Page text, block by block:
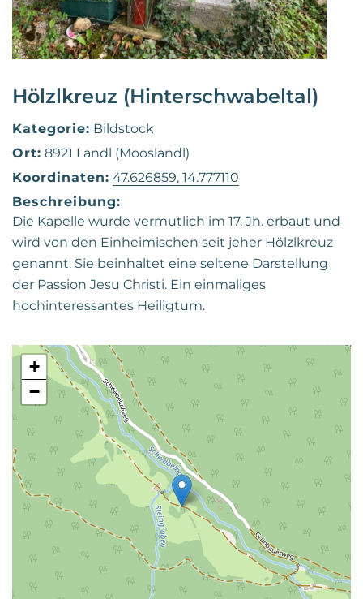
Hölzlkreuz (Hinterschwabeltal)
Kategorie: Bildstock
Ort: 8921 Landl (Mooslandl)
Koordinaten: 47.626859, 14.777110
Beschreibung:
Die Kapelle wurde vermutlich im 17. Jh. erbaut und
wird von den Einheimischen seit jeher Hölzlkreuz
genannt. Sie beinhaltet eine seltene Darstellung
der Passion Jesu Christi. Ein einmaliges
hochinteressantes Heiligtum.
+
−